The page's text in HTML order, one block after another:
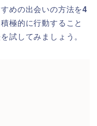
めの出会いの方法を4
極的に行動すること
試してみましょう。